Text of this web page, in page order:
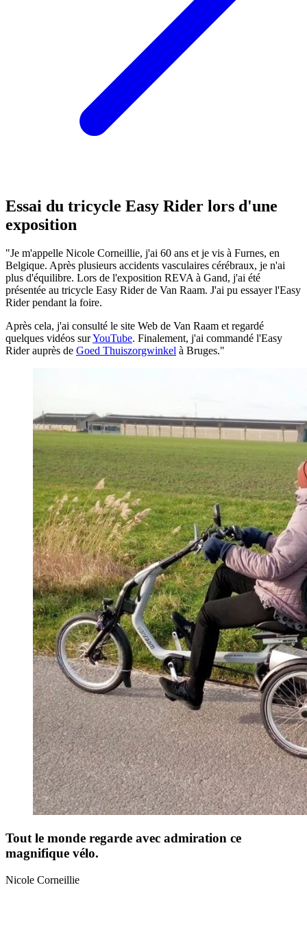
Essai du tricycle Easy Rider lors d'une
exposition
"Je m'appelle Nicole Corneillie, j'ai 60 ans et je vis à Furnes, en
Belgique. Après plusieurs accidents vasculaires cérébraux, je n'ai
plus d'équilibre. Lors de l'exposition REVA à Gand, j'ai été
présentée au tricycle Easy Rider de Van Raam. J'ai pu essayer l'Easy
Rider pendant la foire.
Après cela, j'ai consulté le site Web de Van Raam et regardé
quelques vidéos surYouTube. Finalement, j'ai commandé l'Easy
Rider auprès de Goed Thuiszorgwinkel à Bruges."
Tout le monde regarde avec admiration ce
magnifique vélo.
Nicole Corneillie